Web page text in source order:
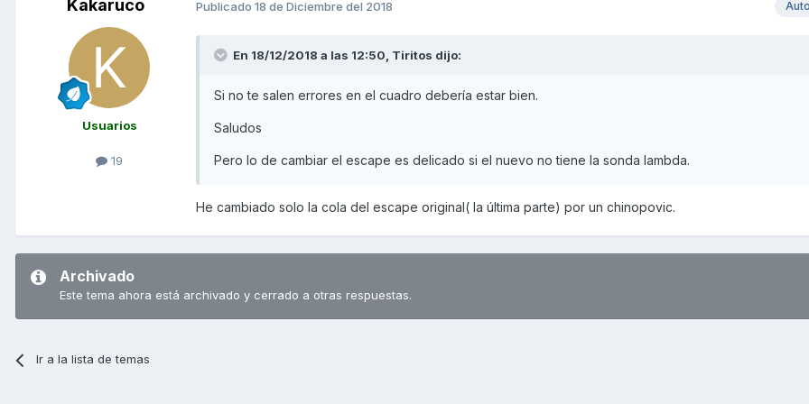
Kakaruco
Usuarios
19
Publicado 18 de Diciembre del 2018
En 18/12/2018 a las 12:50, Tiritos dijo:
Si no te salen errores en el cuadro debería estar bien.
Saludos
Pero lo de cambiar el escape es delicado si el nuevo no tiene la sonda lambda.
He cambiado solo la cola del escape original( la última parte) por un chinopovic.
Archivado
Este tema ahora está archivado y cerrado a otras respuestas.
Ir a la lista de temas